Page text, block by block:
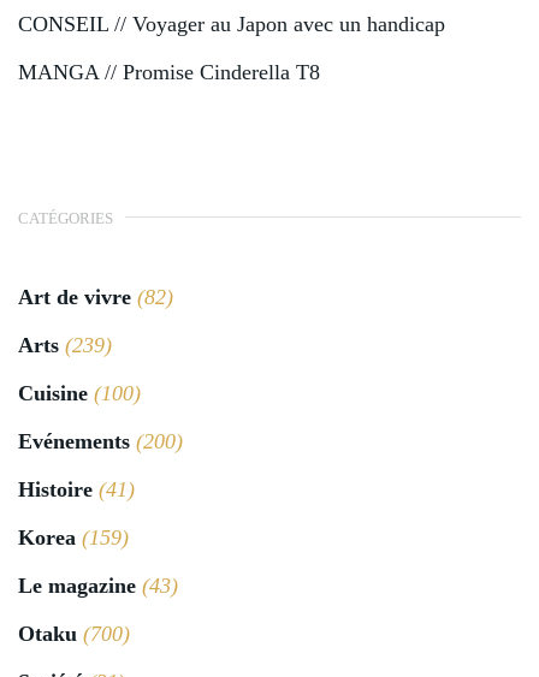
CONSEIL // Voyager au Japon avec un handicap
MANGA // Promise Cinderella T8
CATÉGORIES
Art de vivre (82)
Arts (239)
Cuisine (100)
Evénements (200)
Histoire (41)
Korea (159)
Le magazine (43)
Otaku (700)